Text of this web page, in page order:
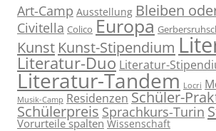
Art-Camp Ausstellung Bleiben
Civitella Colico Europa
Kunst Kunst-Stipendium
Literatur-Duo Literatur-
Literatur-Tandem Locri
Musik-Camp Residenzen Schüler-
Schülerpreis Sprachkurs-Turin
Vorurteile spalten Wissenschaft